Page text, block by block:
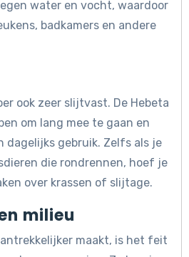
water en vocht, waardoor
badkamers en andere
ook zeer slijtvast. De Hebeta
om lang mee te gaan en
dagelijks gebruik. Zelfs als je
die rondrennen, hoef je
over krassen of slijtage.
milieu
maakt, is het feit